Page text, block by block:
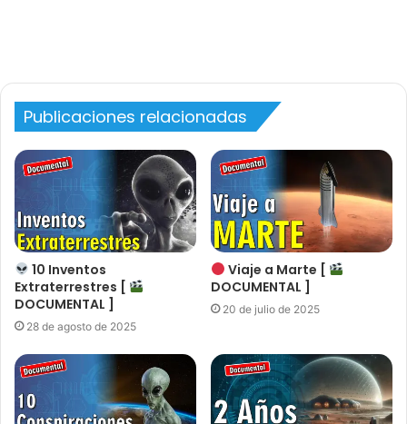
Publicaciones relacionadas
10 Inventos
Extraterrestres [
DOCUMENTAL ]
28 de agosto de 2025
Viaje a Marte [
DOCUMENTAL ]
20 de julio de 2025